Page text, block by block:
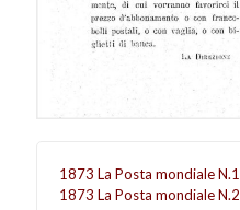
1873 La Posta mondiale N.1
1873 La Posta mondiale N.2